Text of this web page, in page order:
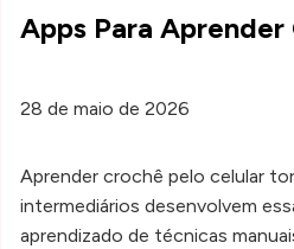
Apps Para
28 de maio de 2026
Aprender crochê pelo celular
intermediários desenvolvem
aprendizado de técnicas